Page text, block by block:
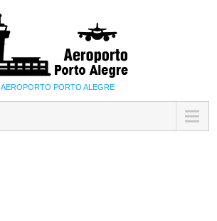
AEROPORTO PORTO ALEGRE